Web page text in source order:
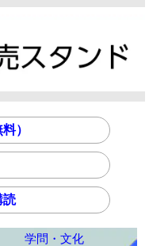
）
読
学問・文化